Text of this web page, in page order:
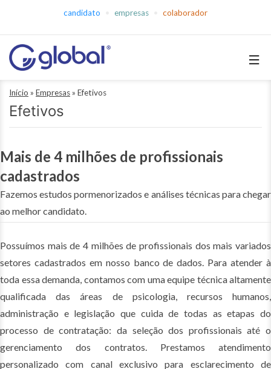
conteúdo
candidato empresas colaborador
Global
Empregos
Início » Empresas» Efetivos
Efetivos
Mais de 4 milhões de profissionais
cadastrados
Fazemos estudos pormenorizados e análises técnicas para chegar
ao melhor candidato.
Possuímos mais de 4 milhões de profissionais dos mais variados
setores cadastrados em nosso banco de dados. Para atender à
toda essa demanda, contamos com uma equipe técnica altamente
qualificada das áreas de psicologia, recursos humanos,
administração e legislação que cuida de todas as etapas do
processo de contratação: da seleção dos profissionais até o
gerenciamento dos contratos. Prestamos atendimento
personalizado com canal exclusivo para esclarecimento de